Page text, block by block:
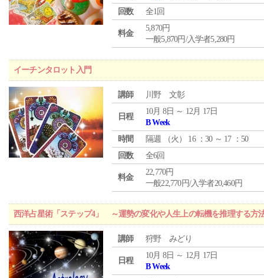
回数
全1回
料金
5,870円
一般5,870円/入学者5,280円
イーチンタロット入門
講師 川野 文彰
日程
10月 8日 ～ 12月 17日
B Week
時間
隔週 （火 ） 16 ：30 ～ 17 ：50
回数
全6回
料金
22,770円
一般22,770円/入学者20,460円
西洋占星術「ステップ4」 ～運勢の変化や人生上の転機を推理する方
講師 狩野 みどり
日程
10月 8日 ～ 12月 17日
B Week